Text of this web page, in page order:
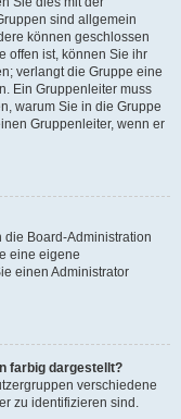
sind allgemein
können geschlossen
offen ist, können Sie ihr
verlangt die Gruppe eine
Ein Gruppenleiter muss
warum Sie in die Gruppe
Gruppenleiter, wenn er
die Board-Administration
eine eigene
einen Administrator
farbig dargestellt?
verschiedene
zu identifizieren sind.